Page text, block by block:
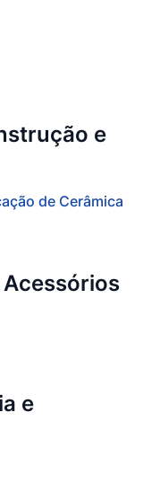
e
de Cerâmica
Acessórios
e